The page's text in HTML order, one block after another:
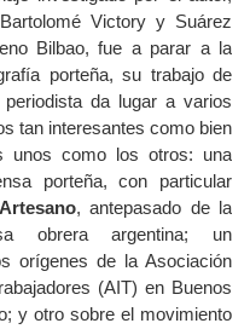
Victory y Suárez
Bilbao, fue a parar a la
porteña, su trabajo de
da lugar a varios
tan interesantes como bien
unos como los otros: una
porteña, con particular
, antepasado de la
obrera argentina; un
orígenes de la Asociación
(AIT) en Buenos
y otro sobre el movimiento